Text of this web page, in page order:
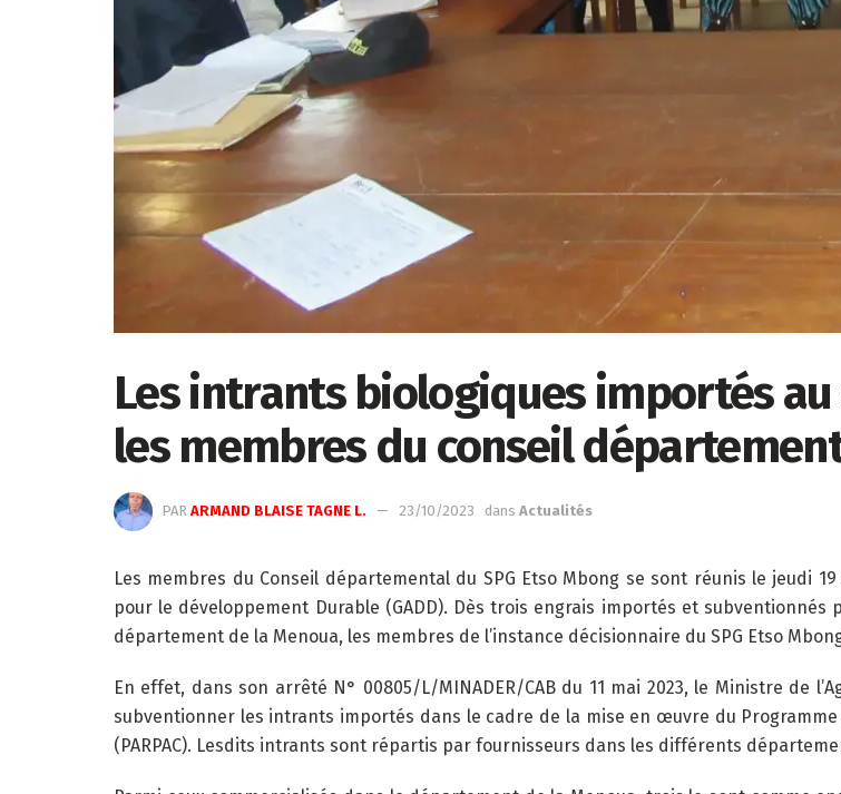
Les intrants biologiques importés au
les membres du conseil
PAR ARMAND BLAISE TAGNE L. 23/10/2023 dans Actualités
Les membres du Conseil départemental du SPG Etso Mbong se sont réunis le jeudi
pour le développement Durable (GADD). Dès trois engrais importés et
département de la Menoua, les membres de l’instance décisionnaire du SPG Etso
En effet, dans son arrêté N° 00805/L/MINADER/CAB du 11 mai 2023, le Ministre de
subventionner les intrants importés dans le cadre de la mise en œuvre du
(PARPAC). Lesdits intrants sont répartis par fournisseurs dans les différents